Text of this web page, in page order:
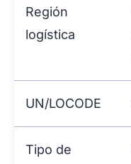
Región
logística
UN/LOCODE
Tipo de